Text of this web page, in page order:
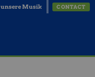
unsere Musik CONTACT